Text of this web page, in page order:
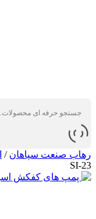
رهاب صنعت سپاهان /
SI-23